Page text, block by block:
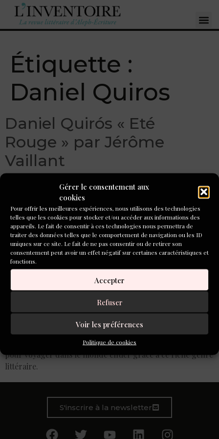
Gérer le consentement aux
cookies
Pour offrir les meilleures expériences, nous utilisons des technologies
telles que les cookies pour stocker et/ou accéder aux informations des
appareils. Le fait de consentir à ces technologies nous permettra de
traiter des données telles que le comportement de navigation ou les ID
uniques sur ce site. Le fait de ne pas consentir ou de retirer son
consentement peut avoir un effet négatif sur certaines caractéristiques et
fonctions.
Accepter
Refuser
Voir les préférences
Politique de cookies
Étiquette :
Daniel Quiros
Daniel Quirós « Eté
Rouge » par Jérôme
Vaillant
Ceux qui dévorent des polars, comme vous peut-être et
moi bien souvent, adorent profiter de belles occasions
pour voyager dans le monde entier grâce à ce riche genre
littéraire.
S'inscrire à la newsletter